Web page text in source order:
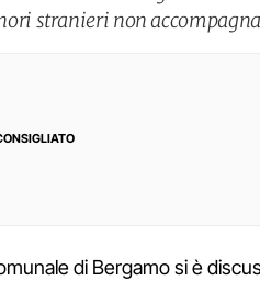
stranieri non
di Bergamo si è